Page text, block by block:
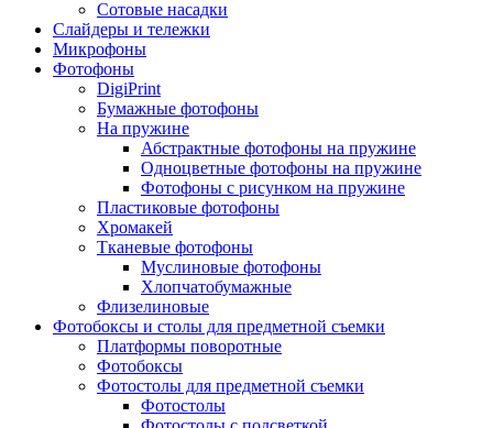
Сотовые насадки
Слайдеры и тележки
Микрофоны
Фотофоны
DigiPrint
Бумажные фотофоны
На пружине
Абстрактные фотофоны на пружине
Одноцветные фотофоны на пружине
Фотофоны с рисунком на пружине
Пластиковые фотофоны
Хромакей
Тканевые фотофоны
Муслиновые фотофоны
Хлопчатобумажные
Флизелиновые
Фотобоксы и столы для предметной съемки
Платформы поворотные
Фотобоксы
Фотостолы для предметной съемки
Фотостолы